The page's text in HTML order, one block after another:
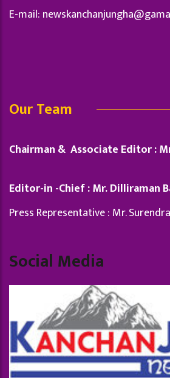
E-mail:
Our Team
Chairman & Associate Editor :
Editor-in -Chief : Mr. Dilliraman
Press Representative : Mr.
Social Media